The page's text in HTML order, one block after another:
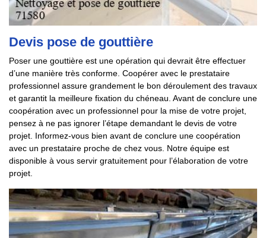
Devis pose de gouttière
Poser une gouttière est une opération qui devrait être effectuer
d’une manière très conforme. Coopérer avec le prestataire
professionnel assure grandement le bon déroulement des travaux
et garantit la meilleure fixation du chéneau. Avant de conclure une
coopération avec un professionnel pour la mise de votre projet,
pensez à ne pas ignorer l’étape demandant le devis de votre
projet. Informez-vous bien avant de conclure une coopération
avec un prestataire proche de chez vous. Notre équipe est
disponible à vous servir gratuitement pour l’élaboration de votre
projet.